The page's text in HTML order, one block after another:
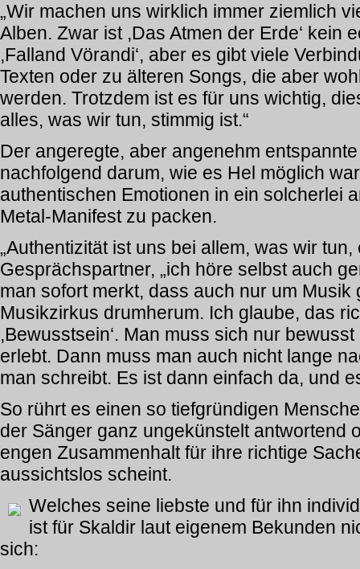
„Wir machen uns wirklich immer ziemlich
Alben. Zwar ist ,Das Atmen der Erde‘ kein
,Falland Vörandi‘, aber es gibt viele
Texten oder zu älteren Songs, die aber
werden. Trotzdem ist es für uns wichtig,
alles, was wir tun, stimmig ist.“
Der angeregte, aber angenehm
nachfolgend darum, wie es Hel möglich
authentischen Emotionen in ein solcherlei
Metal-Manifest zu packen.
„Authentizität ist uns bei allem, was wir
Gesprächspartner, „ich höre selbst auch
man sofort merkt, dass auch nur um
Musikzirkus drumherum. Ich glaube, das
,Bewusstsein‘. Man muss sich nur
erlebt. Dann muss man auch nicht lange
man schreibt. Es ist dann einfach da, und
So rührt es einen so tiefgründigen
der Sänger ganz ungekünstelt antwortend
engen Zusammenhalt für ihre richtige
aussichtslos scheint.
Welches seine liebste und für ihn
ist für Skaldir laut eigenem Bekunden
sich: